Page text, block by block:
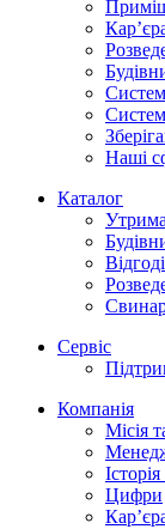
Наші
Каталог
Сервіс
Компанія
Місія
Цифри